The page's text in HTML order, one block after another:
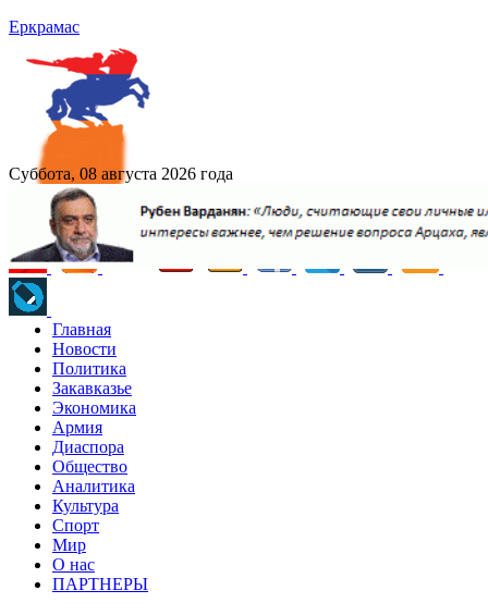
Еркрамас
Суббота, 08 августа 2026 года
Главная
Новости
Политика
Закавказье
Экономика
Армия
Диаспора
Общество
Аналитика
Культура
Спорт
Мир
О нас
ПАРТНЕРЫ